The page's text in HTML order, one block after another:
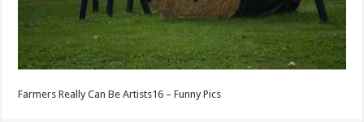
Farmers Really Can Be Artists16 – Funny Pics